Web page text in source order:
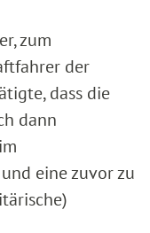
zum
der
dass die
dann
eine zuvor zu